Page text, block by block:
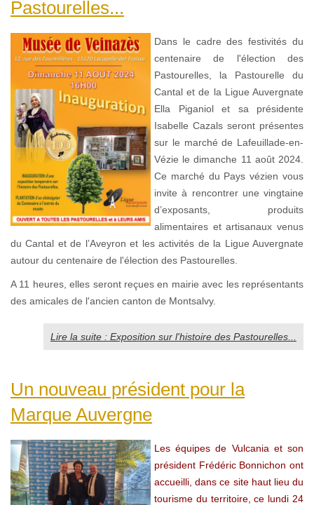
Pastourelles...
Dans le cadre des festivités du
centenaire de l'élection des
Pastourelles, la Pastourelle du
Cantal et de la Ligue Auvergnate
Ella Piganiol et sa présidente
Isabelle Cazals seront présentes
sur le marché de Lafeuillade-en-
Vézie le dimanche 11 août 2024.
Ce marché du Pays vézien vous
invite à rencontrer une vingtaine
d’exposants, produits
alimentaires et artisanaux venus
du Cantal et de l’Aveyron et les activités de la Ligue Auvergnate
autour du centenaire de l'élection des Pastourelles.
A 11 heures, elles seront reçues en mairie avec les représentants
des amicales de l'ancien canton de Montsalvy.
Lire la suite : Exposition sur l'histoire des Pastourelles...
Un nouveau président pour la
Marque Auvergne
Les équipes de Vulcania et son
président Frédéric Bonnichon ont
accueilli, dans ce site haut lieu du
tourisme du territoire, ce lundi 24